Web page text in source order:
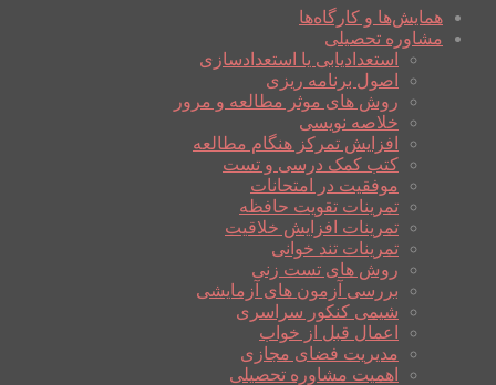
همایش‌ها و کارگاه‌ها
مشاوره تحصیلی
استعدادیابی یا استعدادسازی
اصول برنامه ریزی
روش های موثر مطالعه و مرور
خلاصه نویسی
افزایش تمرکز هنگام مطالعه
کتب کمک درسی و تست
موفقیت در امتحانات
تمرینات تقویت حافظه
تمرینات افزایش خلاقیت
تمرینات تند خوانی
روش های تست زنی
بررسی آزمون های آزمایشی
شیمی کنکور سراسری
اعمال قبل از خواب
مدیریت فضای مجازی
اهمیت مشاوره تحصیلی